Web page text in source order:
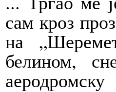
сам кроз
на
белином,